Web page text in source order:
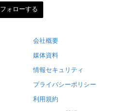
フォローする
会社概要
媒体資料
情報セキュリティ
プライバシーポリシー
利用規約